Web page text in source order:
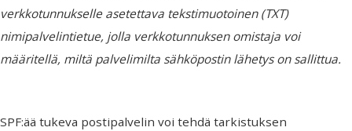
verkkotunnukselle asetettava tekstimuotoinen (TXT)
nimipalvelintietue, jolla verkkotunnuksen omistaja voi
määritellä, miltä palvelimilta sähköpostin lähetys on sallittua.
SPF:ää tukeva postipalvelin voi tehdä tarkistuksen